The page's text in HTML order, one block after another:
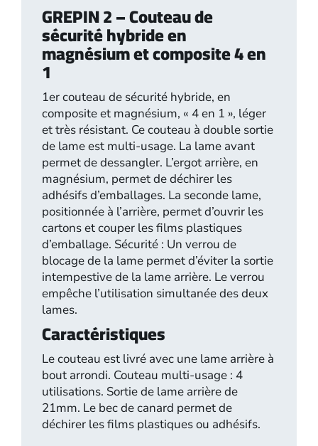
GREPIN 2 – Couteau de
sécurité hybride en
magnésium et composite 4 en
1
1er couteau de sécurité hybride, en
composite et magnésium, « 4 en 1 », léger
et très résistant. Ce couteau à double sortie
de lame est multi-usage. La lame avant
permet de dessangler. L’ergot arrière, en
magnésium, permet de déchirer les
adhésifs d’emballages. La seconde lame,
positionnée à l’arrière, permet d’ouvrir les
cartons et couper les films plastiques
d’emballage. Sécurité : Un verrou de
blocage de la lame permet d’éviter la sortie
intempestive de la lame arrière. Le verrou
empêche l’utilisation simultanée des deux
lames.
Caractéristiques
Le couteau est livré avec une lame arrière à
bout arrondi. Couteau multi-usage : 4
utilisations. Sortie de lame arrière de
21mm. Le bec de canard permet de
déchirer les films plastiques ou adhésifs.